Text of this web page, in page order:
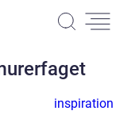
inspiration